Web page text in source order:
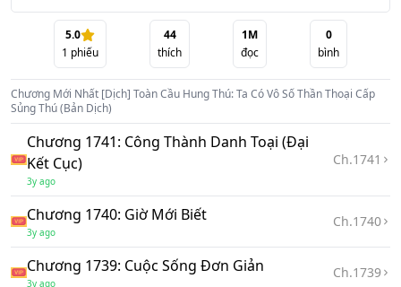
ma hóa chim sẻ, kinh nghiệm + 100!"
"Đinh! Sủng thú Nhân Diện Tri Chu của ngươi thu được
Thần Thoại Cấp thiên phú - Hủ Thần Chi Độc!"
Ba trăm năm trước, linh khí khôi phục, hung thú tàn sát
bừa bãi, chín phần nhân loại bỏ mạng trong miệng hung
thú!
Nhân loại tràn ngập nguy cơ!
May mà Ngự Thú Sư đột nhiên xuất hiện, mới khiến nhân
loại miễn cưỡng đứng vững gót chân, sở hữu quyền tiếp
5.0
1 phiếu
44
thích
1M
đọc
0
bình
Chương Mới Nhất [Dịch] Toàn Cầu Hung Thú: Ta Có Vô Số Thần Thoại Cấp
Sủng Thú (Bản Dịch)
Chương 1741: Công Thành Danh Toại (Đại
Kết Cục)
3y ago
Ch.1741
Chương 1740: Giờ Mới Biết
3y ago
Ch.1740
Chương 1739: Cuộc Sống Đơn Giản
3y ago
Ch.1739